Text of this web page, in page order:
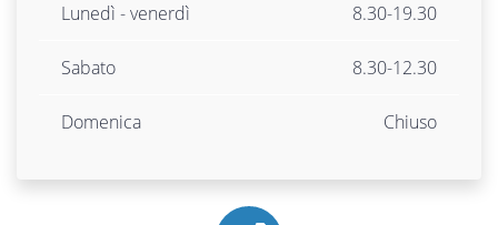
Lunedì - venerdì 8.30-19.30
Sabato 8.30-12.30
Domenica Chiuso